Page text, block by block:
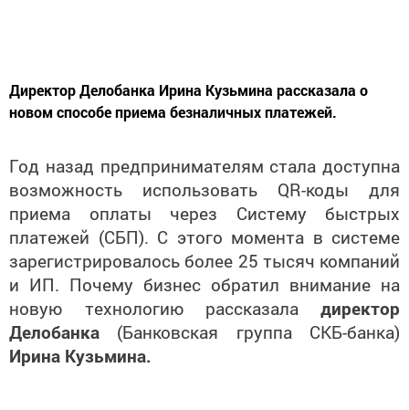
Директор Делобанка Ирина Кузьмина рассказала о
новом способе приема безналичных платежей.
Год назад предпринимателям стала доступна
возможность использовать QR-коды для
приема оплаты через Систему быстрых
платежей (СБП). С этого момента в системе
зарегистрировалось более 25 тысяч компаний
и ИП. Почему бизнес обратил внимание на
новую технологию рассказала директор
Делобанка (Банковская группа СКБ-банка)
Ирина Кузьмина.